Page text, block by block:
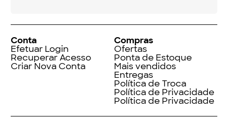
Conta
Efetuar Login
Recuperar Acesso
Criar Nova Conta
Compras
Ofertas
Ponta de Estoque
Mais vendidos
Entregas
Política de Troca
Política de Privacidade
Política de Privacidade